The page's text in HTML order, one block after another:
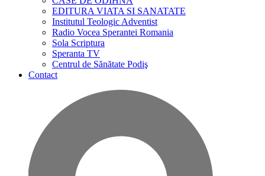
EDITURA VIATA SI SANATATE
Institutul Teologic Adventist
Radio Vocea Sperantei Romania
Sola Scriptura
Speranta TV
Centrul de Sănătate Podiş
Contact